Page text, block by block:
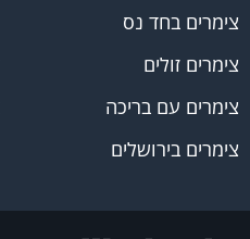
צימרים בחד נס
צימרים זולים
צימרים עם בריכה
צימרים בירושלים